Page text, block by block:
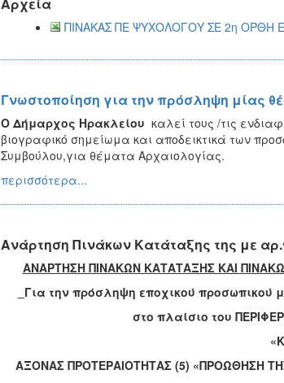
ΠΙΝΑΚΑΣ ΠΕ ΨΥΧΟΛΟΓΟΥ ΣΕ 2η ΟΡΘΗ
Γνωστοποίηση για την πρόσληψη μίας
Ο Δήμαρχος Ηρακλείου καλεί τους /τις
βιογραφικό σημείωμα και αποδεικτικά των
Συμβούλου,για θέματα Αρχαιολογίας.
περισσότερα...
Ανάρτηση Πινάκων Κατάταξης της με
ΑΝΑΡΤΗΣΗ ΠΙΝΑΚΩΝ ΚΑΤΑΤΑΞΗΣ ΚΑΙ
Για την πρόσληψη εποχικού προσωπικού
στο πλαίσιο του
ΑΞΟΝΑΣ ΠΡΟΤΕΡΑΙΟΤΗΤΑΣ (5) «ΠΡΟΩΘΗΣΗ